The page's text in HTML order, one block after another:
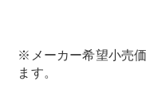
Sedan
電気
※メーカー希望小売
ます。